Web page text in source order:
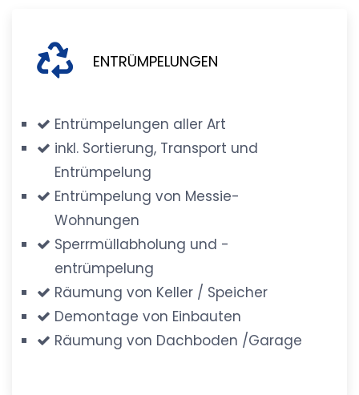
ENTRÜMPELUNGEN
Entrümpelungen aller Art
inkl. Sortierung, Transport und
Entrümpelung
Entrümpelung von Messie-
Wohnungen
Sperrmüllabholung und -
entrümpelung
Räumung von Keller / Speicher
Demontage von Einbauten
Räumung von Dachboden /Garage